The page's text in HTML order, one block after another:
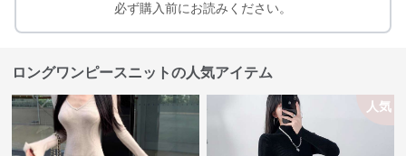
必ず購入前にお読みください。
ロングワンピースニットの人気アイテム
人気